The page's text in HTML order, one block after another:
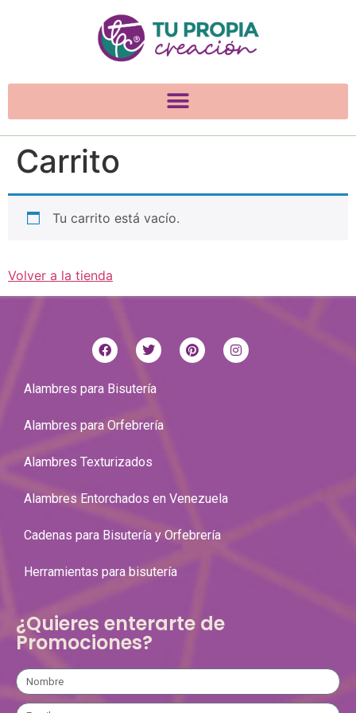
Carrito
Tu carrito está vacío.
Volver a la tienda
Alambres para Bisutería
Alambres para Orfebrería
Alambres Texturizados
Alambres Entorchados en Venezuela
Cadenas para Bisutería y Orfebrería
Herramientas para bisutería
¿Quieres enterarte de
Promociones?